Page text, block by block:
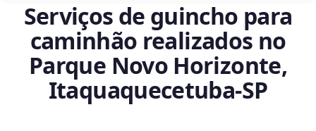
Serviços de guincho para
caminhão realizados no
Parque Novo Horizonte,
Itaquaquecetuba‑SP